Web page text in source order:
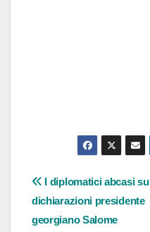
Navigazione
articoli
I diplomatici abcasi su
dichiarazioni presidente
georgiano Salome